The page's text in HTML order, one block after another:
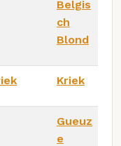
Belgis
ch
Blond
Kriek
Gueuz
e